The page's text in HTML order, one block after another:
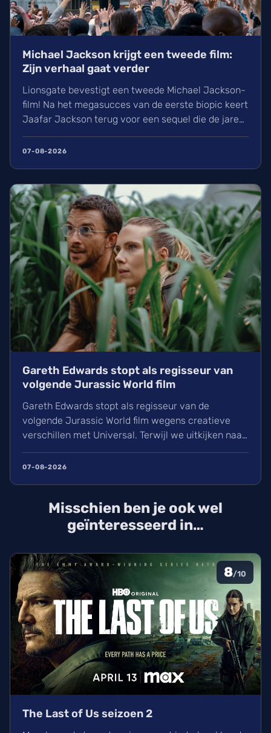
Michael Jackson krijgt een tweede film:
Zijn verhaal gaat verder
Lionsgate bevestigt een tweede Michael Jackson-
film! Na het megasucces van de eerste biopic keert
Jaafar Jackson terug voor een sequel die de jaren
90 belicht. Regisseur Antoine Fuqua heeft blijkbaar
al 30% van de film opgenomen. Wij kunnen de
07-08-2026
Gareth Edwards stopt als regisseur van
volgende Jurassic World film
Gareth Edwards stopt als regisseur van de
volgende Jurassic World film wegens creatieve
verschillen met Universal. Terwijl we uitkijken naar
het vervolg op Rebirth (2025), is de zoektocht naar
een nieuwe leider voor de film van 2027 gestart.
07-08-2026
Misschien ben je ook wel
geïnteresseerd in…
8/10
The Last of Us seizoen 2